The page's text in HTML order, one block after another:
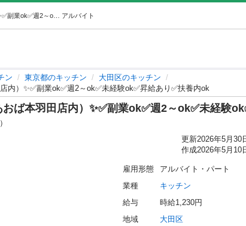
アルバイト
ン 東京都のキッチン
大田区のキッチン
）✨✅副業ok✅週2～ok✅未経験ok✅昇給あり✅扶養内ok
ば本羽田店内）✨✅副業ok✅週2～ok✅未経験
更新2026年5月30
作成2026年5月10
雇用形態
アルバイト・パート
業種
キッチン
給与
時給1,230円
地域
大田区